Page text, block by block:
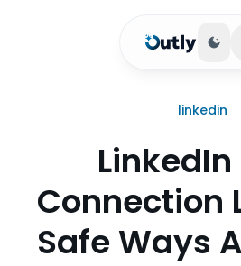
linkedin
Connection
Safe Ways